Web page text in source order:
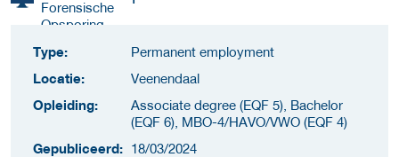
Type:
Permanent employment
Locatie:
Veenendaal
Opleiding:
Associate degree (EQF 5), Bachelor
(EQF 6), MBO-4/HAVO/VWO (EQF 4)
Gepubliceerd: 18/03/2024